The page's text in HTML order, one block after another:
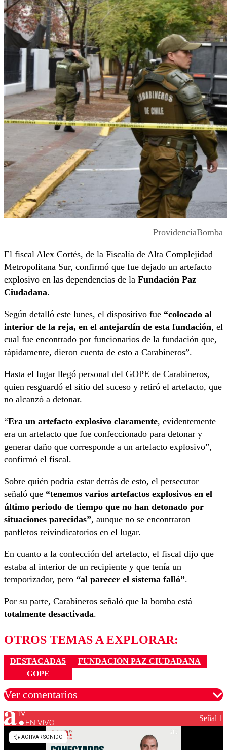
ProvidenciaBomba
El fiscal Alex Cortés, de la Fiscalía de Alta Complejidad
Metropolitana Sur, confirmó que fue dejado un artefacto
explosivo en las dependencias de la Fundación Paz
Ciudadana.
Según detalló este lunes, el dispositivo fue “colocado al
interior de la reja, en el antejardín de esta fundación, el
cual fue encontrado por funcionarios de la fundación que,
rápidamente, dieron cuenta de esto a Carabineros”.
Hasta el lugar llegó personal del GOPE de Carabineros,
quien resguardó el sitio del suceso y retiró el artefacto, que
no alcanzó a detonar.
“Era un artefacto explosivo claramente, evidentemente
era un artefacto que fue confeccionado para detonar y
generar daño que corresponde a un artefacto explosivo”,
confirmó el fiscal.
Sobre quién podría estar detrás de esto, el persecutor
señaló que “tenemos varios artefactos explosivos en el
último periodo de tiempo que no han detonado por
situaciones parecidas”, aunque no se encontraron
panfletos reivindicatorios en el lugar.
En cuanto a la confección del artefacto, el fiscal dijo que
estaba al interior de un recipiente y que tenía un
temporizador, pero “al parecer el sistema falló”.
Por su parte, Carabineros señaló que la bomba está
totalmente desactivada.
OTROS TEMAS A EXPLORAR:
DESTACADA5
FUNDACIÓN PAZ CIUDADANA
GOPE
Ver comentarios
Los comentarios son moderados para garantizar un
diálogo respetuoso.
EN VIVO Señal 1